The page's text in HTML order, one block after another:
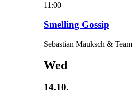
11:00
Smelling Gossip
Sebastian Mauksch & Team
Wed
14.10.